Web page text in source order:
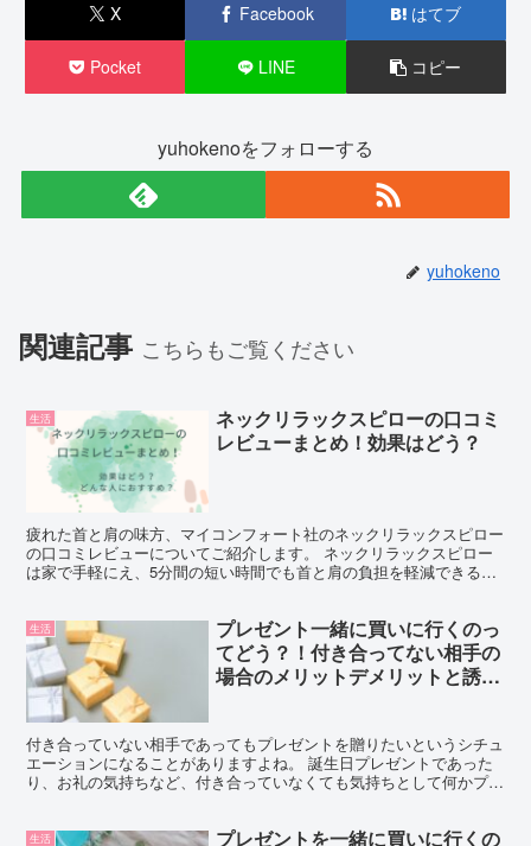
X Facebook はてブ
Pocket LINE コピー
yuhokenoをフォローする
yuhokeno
関連記事 こちらもご覧ください
生活
ネックリラックスピローの口コミ
レビューまとめ！効果はどう？
疲れた首と肩の味方、マイコンフォート社のネックリラックスピロー
の口コミレビューについてご紹介します。 ネックリラックスピロー
は家で手軽にえ、5分間の短い時間でも首と肩の負担を軽減できると
生活
プレゼント一緒に買いに行くのっ
てどう？！付き合ってない相手の
場合のメリットデメリットと誘い
付き合っていない相手であってもプレゼントを贈りたいというシチュ
エーションになることがありますよね。 誕生日プレゼントであった
り、お礼の気持ちなど、付き合っていなくても気持ちとして何かプレ
生活
プレゼントを一緒に買いに行くの